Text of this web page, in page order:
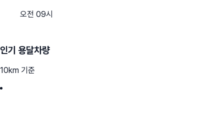
오전 09시
인기 용달차량
10km 기준